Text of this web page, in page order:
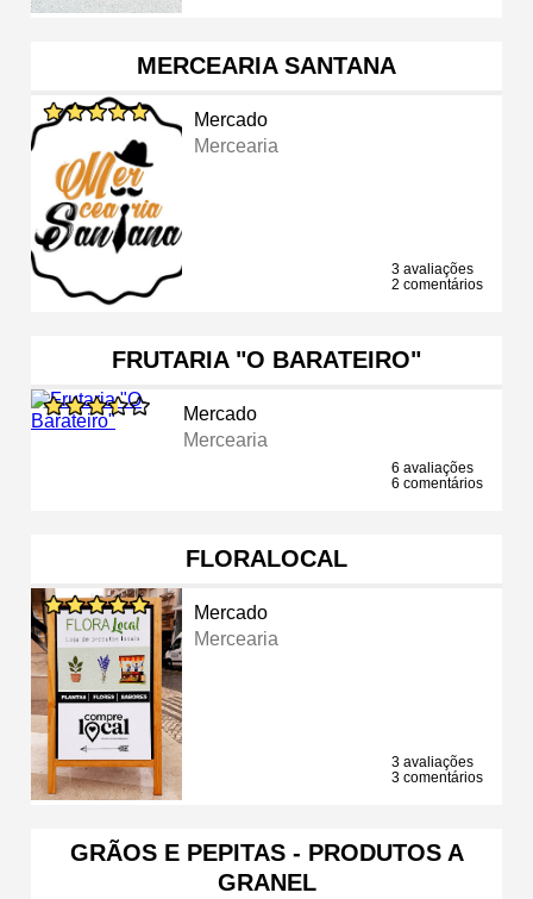
MERCEARIA SANTANA
Mercado
Mercearia
3 avaliações
2 comentários
FRUTARIA "O BARATEIRO"
Mercado
Mercearia
6 avaliações
6 comentários
FLORALOCAL
Mercado
Mercearia
3 avaliações
3 comentários
GRÃOS E PEPITAS - PRODUTOS A
GRANEL